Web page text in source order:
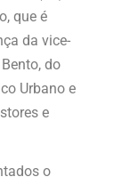
que é
da vice-
do
Urbano e
e
o